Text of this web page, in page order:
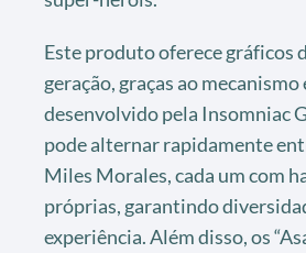
Este produto oferece gráficos
geração, graças ao
desenvolvido pela Insomniac
pode alternar rapidamente
Miles Morales, cada um com
próprias, garantindo
experiência. Além disso, os